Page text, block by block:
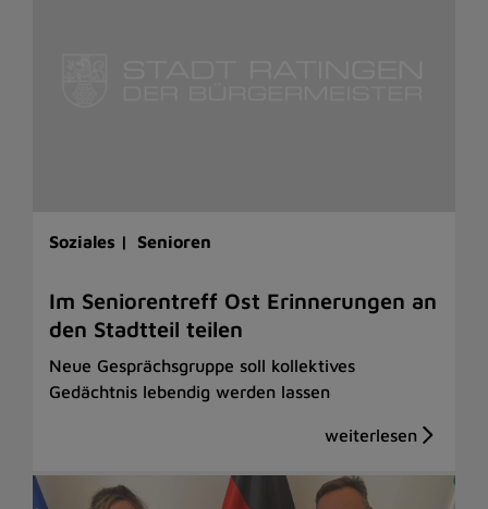
Soziales | Senioren
Im Seniorentreff Ost Erinnerungen an
den Stadtteil teilen
Neue Gesprächsgruppe soll kollektives
Gedächtnis lebendig werden lassen